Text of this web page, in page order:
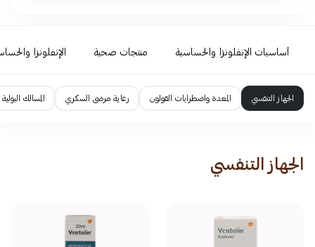
أساسيات الإنفلونزا والحساسية منتجات صحية الإنفلونزا
الجهاز التنفسي المعدة واضطرابات القولون رعاية مرضى السكري المسالك البولية
الجهاز التنفسي